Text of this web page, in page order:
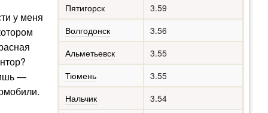
у меня
—
Пятигорск
3.59
Волгодонск
3.56
Альметьевск
3.55
Тюмень
3.55
Нальчик
3.54